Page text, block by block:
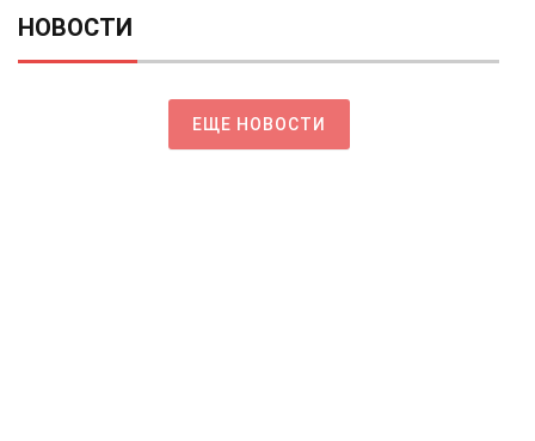
НОВОСТИ
ЕЩЕ НОВОСТИ